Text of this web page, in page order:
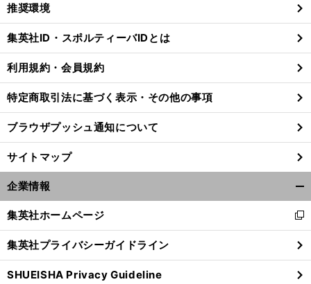
閉
る
推奨環境
集英社ID・スポルティーバIDとは
利用規約・会員規約
特定商取引法に基づく表示・その他の事項
ブラウザプッシュ通知について
サイトマップ
企業情報
閉
る
集英社ホームページ
新
し
い
ウ
ィ
集英社プライバシーガイドライン
SHUEISHA Privacy Guideline